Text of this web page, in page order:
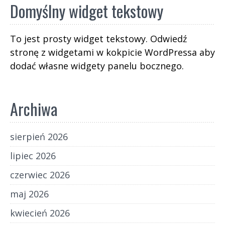
Domyślny widget tekstowy
To jest prosty widget tekstowy. Odwiedź
stronę z widgetami w kokpicie WordPressa aby
dodać własne widgety panelu bocznego.
Archiwa
sierpień 2026
lipiec 2026
czerwiec 2026
maj 2026
kwiecień 2026